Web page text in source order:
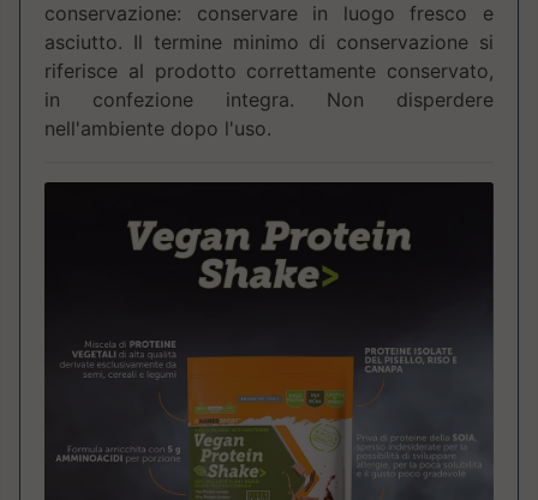
conservazione: conservare in luogo fresco e
asciutto. Il termine minimo di conservazione si
riferisce al prodotto correttamente conservato,
in confezione integra. Non disperdere
nell'ambiente dopo l'uso.